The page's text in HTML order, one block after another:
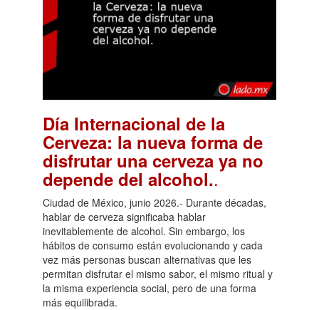
Día Internacional de la
Cerveza: la nueva forma de
disfrutar una cerveza ya no
depende del alcohol..
Ciudad de México, junio 2026.- Durante décadas,
hablar de cerveza significaba hablar
inevitablemente de alcohol. Sin embargo, los
hábitos de consumo están evolucionando y cada
vez más personas buscan alternativas que les
permitan disfrutar el mismo sabor, el mismo ritual y
la misma experiencia social, pero de una forma
más equilibrada.